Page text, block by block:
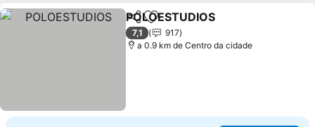
PartilharAdicionar aos favoritos
POLOESTUDIOS
7,1
917
a 0.9 km de Centro da cidade